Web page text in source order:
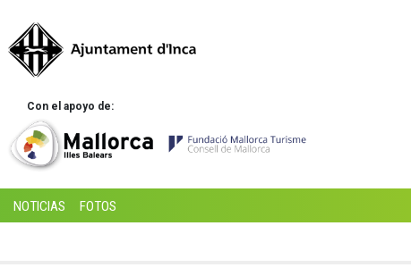
Con el apoyo de:
NOTICIAS FOTOS